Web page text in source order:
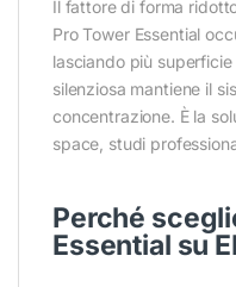
Il fattore di forma
Pro Tower Essential
lasciando più
silenziosa mantiene il
concentrazione. È la
space, studi
Perché
Essential su